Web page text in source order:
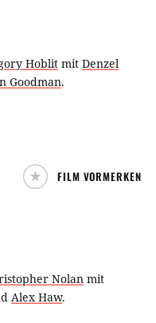
Hoblit mit Denzel
Goodman.
FILM VORMERKEN
Nolan mit
Alex Haw.